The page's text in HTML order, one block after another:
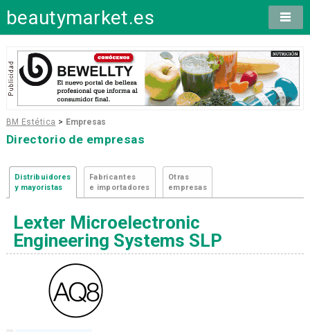
beautymarket.es
BM Estética > Empresas
Directorio de empresas
Distribuidores
y mayoristas
Fabricantes
e importadores
Otras
empresas
Lexter Microelectronic
Engineering Systems SLP